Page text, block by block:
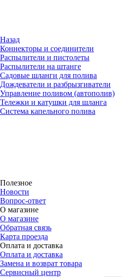
Назад
Коннекторы и соединители
Распылители и пистолеты
Распылители на штанге
Садовые шланги для полива
Дождеватели и разбрызгиватели
Управление поливом (автополив)
Тележки и катушки для шланга
Система капельного полива
Полезное
Новости
Вопрос-ответ
О магазине
О магазине
Обратная связь
Карта проезда
Оплата и доставка
Оплата и доставка
Замена и возврат товара
Сервисный центр